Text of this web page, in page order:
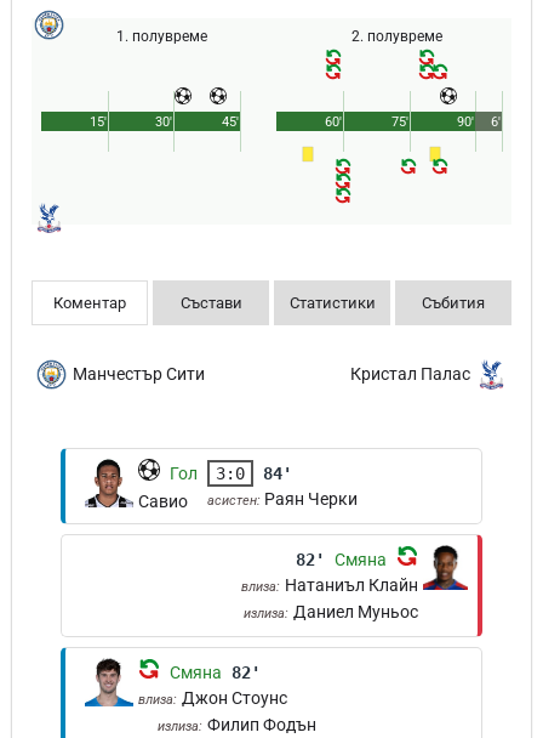
1. полувреме
45'
15' 30'
2. полувреме
90'
60' 75' 6'
Коментар Състави Статистики Събития
Манчестър Сити Кристал Палас
Гол 3:0
84'
Савио
асистен: Раян Черки
82' Смяна
влиза: Натаниъл Клайн
излиза: Даниел Муньос
Смяна 82'
влиза: Джон Стоунс
излиза: Филип Фодън